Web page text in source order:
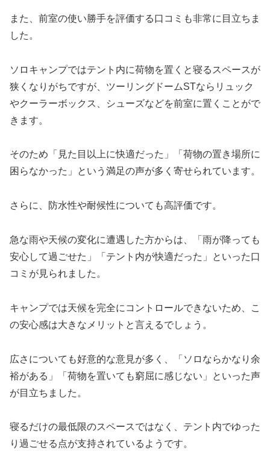
また、前室の使い勝手を評価する口コミも非常に目立ちま
した。
ソロキャンプではテント内に荷物を置くと寝るスペースが
狭くなりがちですが、ツーリングドームSTならリュック
やクーラーボックス、シューズなどを前室に置くことがで
きます。
そのため「見た目以上に快適だった」「荷物の置き場所に
困らなかった」という満足の声が多く寄せられています。
さらに、防水性や耐候性についても高評価です。
急な雨や天候の変化に遭遇した方からは、「雨が降っても
安心して過ごせた」「テント内が快適だった」といった口
コミが見られました。
キャンプでは天候を完全にコントロールできないため、こ
の安心感は大きなメリットと言えるでしょう。
広さについても好意的な意見が多く、「ソロならかなり余
裕がある」「荷物を置いても窮屈に感じない」といった声
が目立ちました。
寝るだけの最低限のスペースではなく、テント内でゆった
り過ごせる点が支持されているようです。